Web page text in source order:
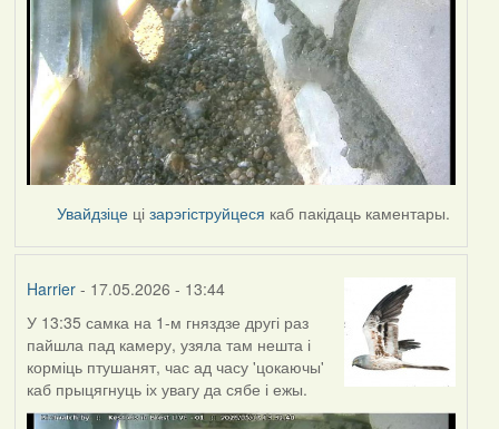
Увайдзіце цізарэгіструйцеся каб пакідаць каментары.
Harrier- 17.05.2026 - 13:44
У 13:35 самка на 1-м гняздзе другі раз
пайшла пад камеру, узяла там нешта і
корміць птушанят, час ад часу 'цокаючы'
каб прыцягнуць іх увагу да сябе і ежы.